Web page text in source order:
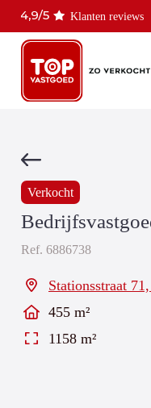
Klanten reviews
Verkocht
Ref. 6886738
Stationsstraat
455 m²
1158 m²